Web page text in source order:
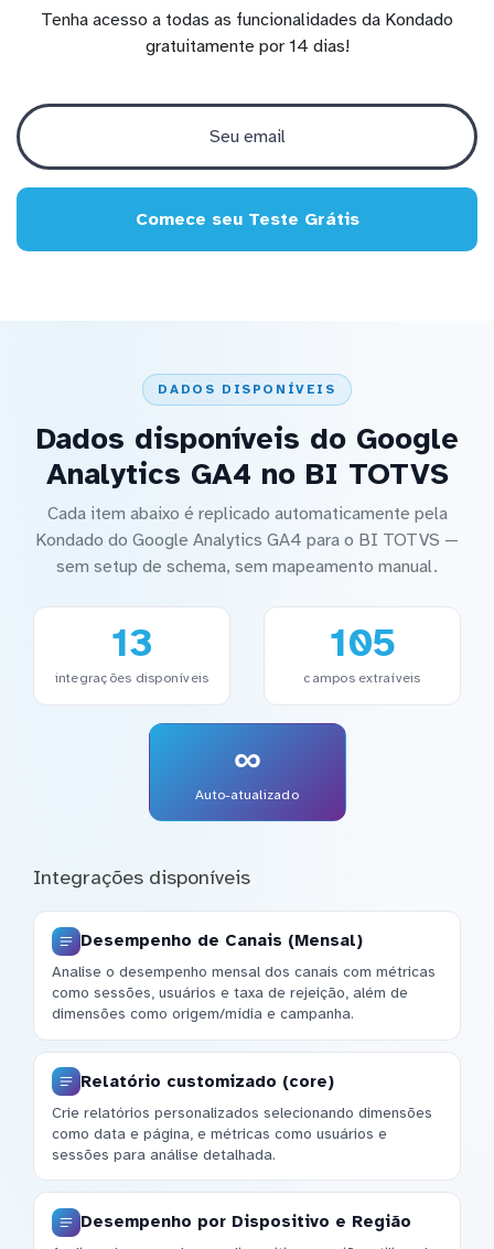
Tenha acesso a todas as funcionalidades da Kondado
gratuitamente por 14 dias!
Comece seu Teste Grátis
DADOS DISPONÍVEIS
Dados disponíveis do Google
Analytics GA4 no BI TOTVS
Cada item abaixo é replicado automaticamente pela
Kondado do Google Analytics GA4 para o BI TOTVS —
sem setup de schema, sem mapeamento manual.
13
integrações disponíveis
105
campos extraíveis
∞
Auto-atualizado
Integrações disponíveis
Desempenho de Canais (Mensal)
Analise o desempenho mensal dos canais com métricas
como sessões, usuários e taxa de rejeição, além de
dimensões como origem/mídia e campanha.
Relatório customizado (core)
Crie relatórios personalizados selecionando dimensões
como data e página, e métricas como usuários e
sessões para análise detalhada.
Desempenho por Dispositivo e Região